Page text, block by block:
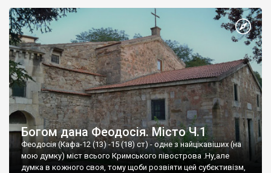
Богом дана Феодосія. Місто Ч.1
Феодосія (Кафа-12 (13) -15 (18) ст) - одне з найцікавіших (на
мою думку) міст всього Кримського півострова .Ну,але
думка в кожного своя, тому щоби розвіяти цей субєктивізм,